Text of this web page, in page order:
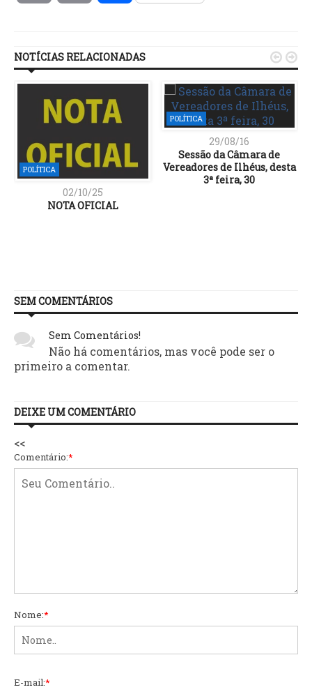
NOTÍCIAS RELACIONADAS
POLÍTICA
02/10/25
NOTA OFICIAL
POLÍTICA
29/08/16
Sessão da Câmara de
Vereadores de Ilhéus, desta
3ª feira, 30
 
SEM COMENTÁRIOS
Sem Comentários!
Não há comentários, mas você pode ser o
primeiro a comentar.
DEIXE UM COMENTÁRIO
<<
Comentário:*
Nome:*
E-mail:*